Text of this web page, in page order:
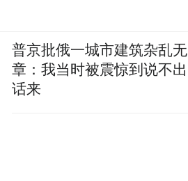
普京批俄一城市建筑杂乱无
章：我当时被震惊到说不出
话来